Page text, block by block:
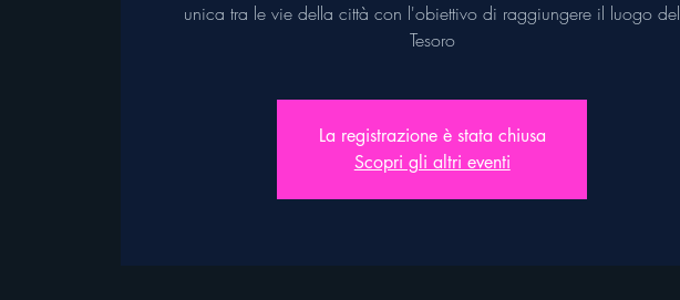
unica tra le vie della città con l'obiettivo di raggiungere il luogo del
Tesoro
La registrazione è stata chiusa
Scopri gli altri eventi